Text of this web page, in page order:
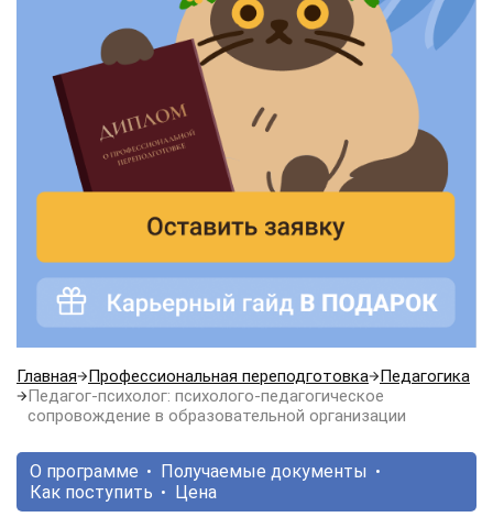
Главная Профессиональная переподготовка
Педагогика
Педагог-психолог: психолого-педагогическое
сопровождение в образовательной организации
О программе
Получаемые документы
Как поступить
Цена